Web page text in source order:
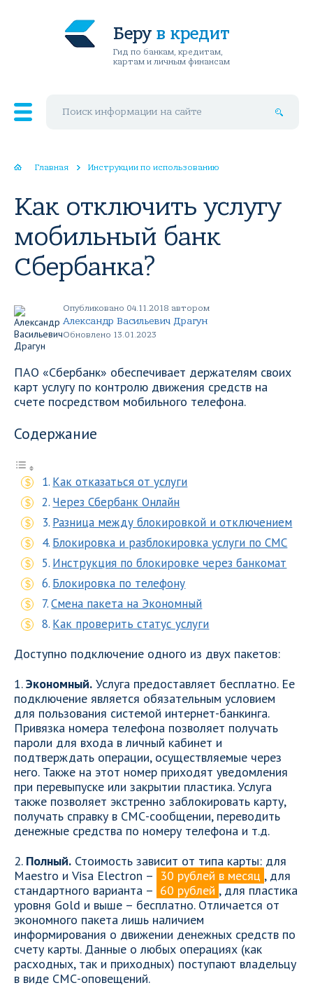
Беру в кредит
Гид по банкам, кредитам,
картам и личным финансам
Главная Инструкции по использованию
Как отключить услугу
мобильный банк
Сбербанка?
Опубликовано 04.11.2018 автором
Александр Васильевич Драгун
Обновлено 13.01.2023
ПАО «Сбербанк» обеспечивает держателям своих
карт услугу по контролю движения средств на
счете посредством мобильного телефона.
Содержание
Как отказаться от услуги
Через Сбербанк Онлайн
Разница между блокировкой и отключением
Блокировка и разблокировка услуги по СМС
Инструкция по блокировке через банкомат
Блокировка по телефону
Смена пакета на Экономный
Как проверить статус услуги
Доступно подключение одного из двух пакетов:
1.Экономный. Услуга предоставляет бесплатно. Ее
подключение является обязательным условием
для пользования системой интернет-банкинга.
Привязка номера телефона позволяет получать
пароли для входа в личный кабинет и
подтверждать операции, осуществляемые через
него. Также на этот номер приходят уведомления
при перевыпуске или закрытии пластика. Услуга
также позволяет экстренно заблокировать карту,
получать справку в СМС-сообщении, переводить
денежные средства по номеру телефона и т.д.
2. Полный. Стоимость зависит от типа карты: для
Maestro и Visa Electron – 30 рублей в месяц , для
стандартного варианта – 60 рублей , для пластика
уровня Gold и выше – бесплатно. Отличается от
экономного пакета лишь наличием
информирования о движении денежных средств по
счету карты. Данные о любых операциях (как
расходных, так и приходных) поступают владельцу
в виде СМС-оповещений.